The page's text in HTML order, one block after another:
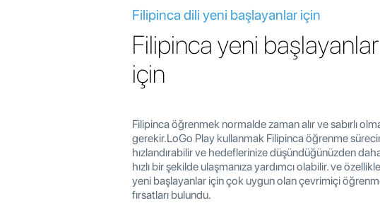
Filipinca dili yeni başlayanlar için
Filipinca yeni başlayanlar
için
Filipinca öğrenmek normalde zaman alır ve sabırlı
gerekir.LoGo Play kullanmak Filipinca öğrenme
hızlandırabilir ve hedeflerinize düşündüğünüzden
hızlı bir şekilde ulaşmanıza yardımcı olabilir. ve özellikle
yeni başlayanlar için çok uygun olan çevrimiçi
fırsatları bulundu.